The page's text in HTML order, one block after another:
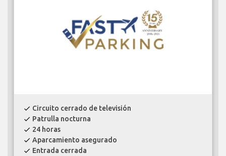
check Circuito cerrado de televisión
check Patrulla nocturna
check 24 horas
check Aparcamiento asegurado
check Entrada cerrada